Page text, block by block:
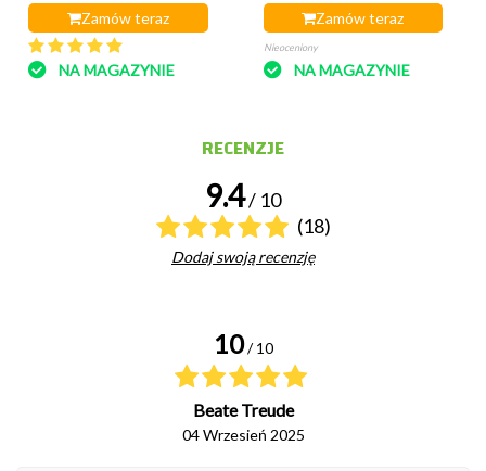
Zamów teraz
NA MAGAZYNIE
Zamów teraz
Nieoceniony
NA MAGAZYNIE
RECENZJE
9.4/ 10
(18)
Dodaj swoją recenzję
10 / 10
Beate Treude
04 Wrzesień 2025